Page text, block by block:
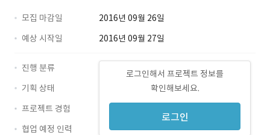
모집 마감일
2016년 09월 26일
예상 시작일
2016년 09월 27일
로그인해서 프로젝트 정보를
확인해보세요.
로그인
진행 분류
기획 상태
프로젝트 경험
협업 예정 인력